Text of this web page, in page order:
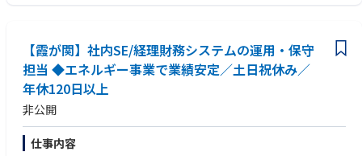
定的に運用するとともに、継続的な改善を通じて働きやすいIT環境を実現
していきます。
全社の働き方を支える基盤として、信頼性と利便性を両立したコーポレー
トITの実現を推進していただきます。
■会社案内（2025-2026年）
https://www.ryohin-keikaku.jp/pdf/corporate/overview/2025-2026_jp.p
df
【歓迎要件】
・小売・物流の業界知識
・小売・物流のシステム運用・開発経験
・開発マネジメント経験
【霞が関】社内SE/経理財務システムの運用・保守
担当 ◆エネルギー事業で業績安定／土日祝休み／
年休120日以上
非公開
仕事内容